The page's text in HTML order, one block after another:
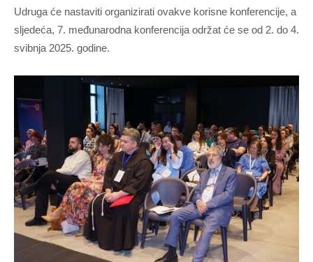
Udruga će nastaviti organizirati ovakve korisne konferencije, a
sljedeća, 7. međunarodna konferencija održat će se od 2. do 4.
svibnja 2025. godine.